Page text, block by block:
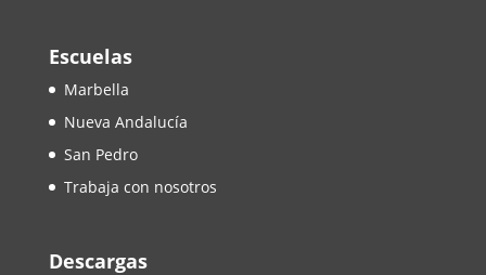
Escuelas
Marbella
Nueva Andalucía
San Pedro
Trabaja con nosotros
Descargas